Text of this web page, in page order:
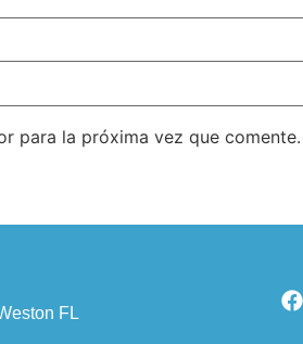
para la próxima vez que comente.
FL